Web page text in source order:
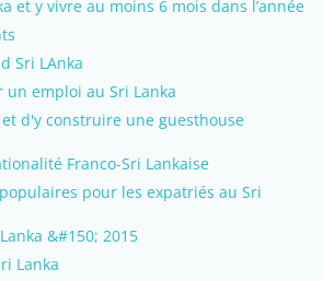
et y vivre au moins 6 mois dans l’année
Sri LAnka
un emploi au Sri Lanka
d'y construire une guesthouse
Franco-Sri Lankaise
pour les expatriés au Sri
&#150; 2015
Lanka